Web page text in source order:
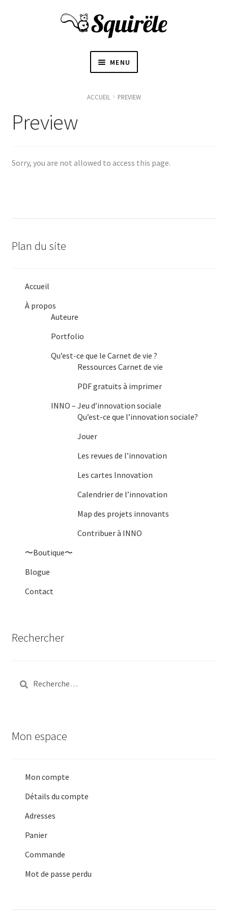
MENU
ACCUEIL PREVIEW
Preview
Sorry, you are not allowed to access this page.
Plan du site
Accueil
À propos
Auteure
Portfolio
Qu’est-ce que le Carnet de vie ?
Ressources Carnet de vie
PDF gratuits à imprimer
INNO – Jeu d’innovation sociale
Qu’est-ce que l’innovation sociale?
Jouer
Les revues de l’innovation
Les cartes Innovation
Calendrier de l’innovation
Map des projets innovants
Contribuer à INNO
〜Boutique〜
Blogue
Contact
Rechercher
Rechercher :
Mon espace
Mon compte
Détails du compte
Adresses
Panier
Commande
Mot de passe perdu